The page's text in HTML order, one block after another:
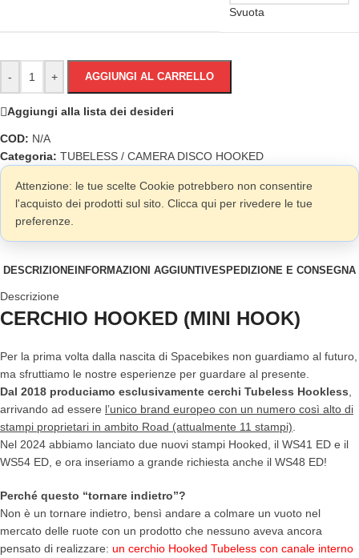
Svuota
- + AGGIUNGI AL CARRELLO
Aggiungi alla lista dei desideri
COD: N/A
Categoria: TUBELESS / CAMERA DISCO HOOKED
Attenzione: le tue scelte Cookie potrebbero non consentire
l'acquisto dei prodotti sul sito. Clicca qui per rivedere le tue
preferenze.
DESCRIZIONEINFORMAZIONI AGGIUNTIVESPEDIZIONE E CONSEGNA
Descrizione
CERCHIO HOOKED (MINI HOOK)
Per la prima volta dalla nascita di Spacebikes non guardiamo al futuro,
ma sfruttiamo le nostre esperienze per guardare al presente.
Dal 2018 produciamo esclusivamente cerchi Tubeless Hookless
arrivando ad essere l’unico brand europeo con un numero così alto di
stampi proprietari in ambito Road (attualmente 11 stampi)
Nel 2024 abbiamo lanciato due nuovi stampi Hooked, il WS41 ED e il
WS54 ED, e ora inseriamo a grande richiesta anche il WS48 ED!
Perché questo “tornare indietro”?
Non è un tornare indietro, bensì andare a colmare un vuoto nel
mercato delle ruote con un prodotto che nessuno aveva ancora
pensato di realizzare: un cerchio Hooked Tubeless con canale interno